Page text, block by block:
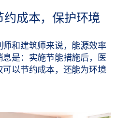
成本，保护环境
和建筑师来说，能源效率
是：实施节能措施后，医
以节约成本，还能为环境